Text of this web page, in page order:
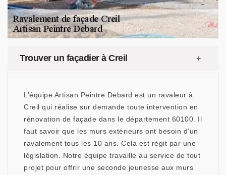
Trouver un façadier à Creil
L’équipe Artisan Peintre Debard est un ravaleur à
Creil qui réalise sur demande toute intervention en
rénovation de façade dans le département 60100. Il
faut savoir que les murs extérieurs ont besoin d’un
ravalement tous les 10 ans. Cela est régit par une
législation. Notre équipe travaille au service de tout
projet pour offrir une seconde jeunesse aux murs